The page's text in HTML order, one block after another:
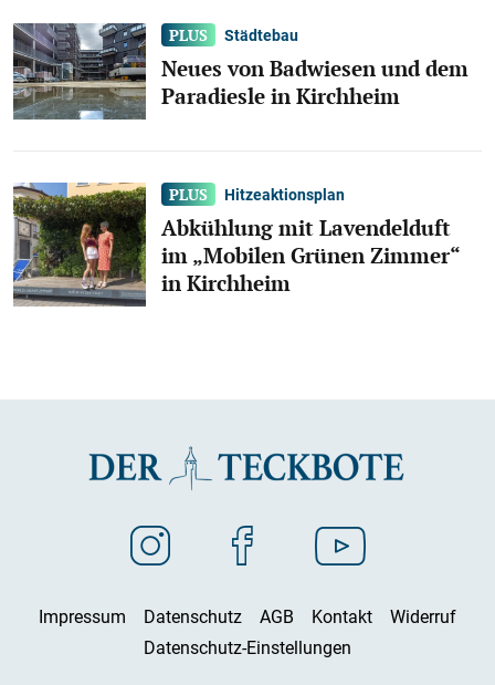
Städtebau
Neues von Badwiesen und dem
Paradiesle in Kirchheim
Hitzeaktionsplan
Abkühlung mit Lavendelduft
im „Mobilen Grünen Zimmer“
in Kirchheim
Impressum Datenschutz AGB Kontakt
Widerruf
Datenschutz-Einstellungen